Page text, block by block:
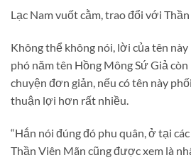
Lạc Nam vuốt cằm, trao đổi với
Không thể không nói, lời của tên này
phó năm tên Hồng Mông Sứ Giả
chuyện đơn giản, nếu có tên này
thuận lợi hơn rất nhiều.
“Hắn nói đúng đó phu quân, ở tại
Thần Viên Mãn cũng được xem là